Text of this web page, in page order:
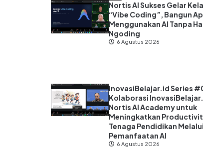
Nortis AI Sukses Gelar
“Vibe Coding”, Bangun
Menggunakan AI Tanpa
Ngoding
6 Agustus 2026
InovasiBelajar.id Series
Kolaborasi
Nortis AI Academy untuk
Meningkatkan
Tenaga Pendidikan Melalui
Pemanfaatan AI
6 Agustus 2026